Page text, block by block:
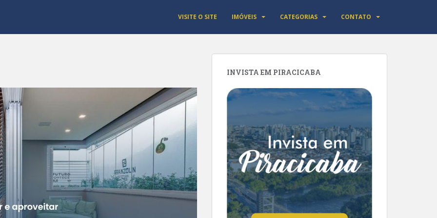
VISITE O SITE IMÓVEIS CATEGORIAS CONTATO
INVISTA EM PIRACICABA